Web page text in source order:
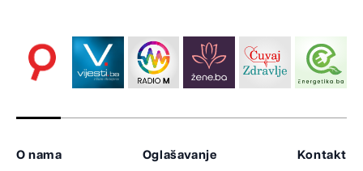
O nama Oglašavanje Kontakt